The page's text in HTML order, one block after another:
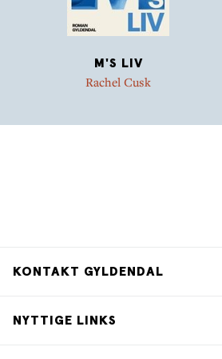
M'S LIV
Rachel Cusk
KONTAKT GYLDENDAL
NYTTIGE LINKS